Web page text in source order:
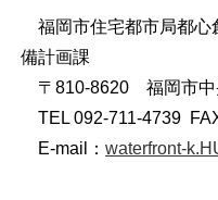
福岡市住宅都市局都心
備計画課
〒810-8620 福岡市中
TEL 092-711-4739
E-mail：waterfront-